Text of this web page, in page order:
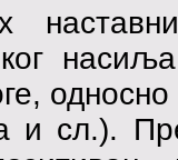
и сл.).